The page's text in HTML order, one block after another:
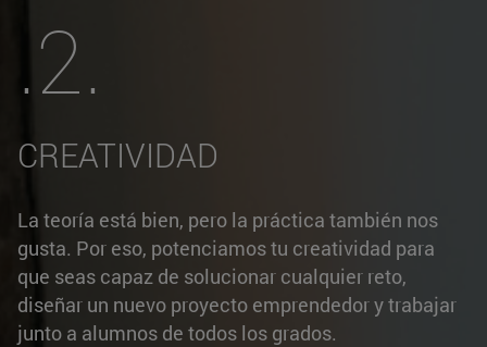
.2.
CREATIVIDAD
La teoría está bien, pero la práctica también nos
gusta. Por eso, potenciamos tu creatividad para
que seas capaz de solucionar cualquier reto,
diseñar un nuevo proyecto emprendedor y trabajar
junto a alumnos de todos los grados.